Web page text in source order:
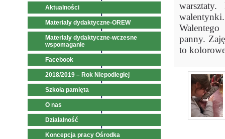
Aktualności
Materiały dydaktyczne-OREW
Materiały dydaktyczne-wczesne
wspomaganie
Facebook
2018/2019 – Rok Niepodległej
Szkoła pamięta
O nas
Działalność
Koncepcja pracy Ośrodka
panny.
to